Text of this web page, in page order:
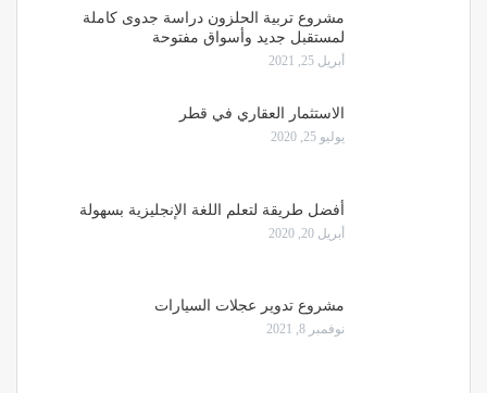
مشروع تربية الحلزون دراسة جدوى كاملة
لمستقبل جديد وأسواق مفتوحة
أبريل 25, 2021
الاستثمار العقاري في قطر
يوليو 25, 2020
أفضل طريقة لتعلم اللغة الإنجليزية بسهولة
أبريل 20, 2020
مشروع تدوير عجلات السيارات
نوفمبر 8, 2021